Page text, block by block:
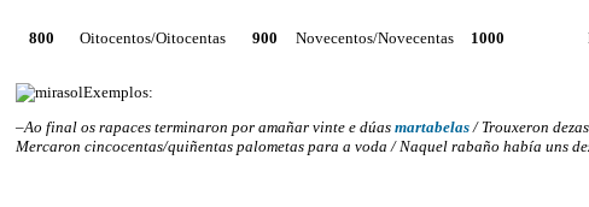
800 Oitocentos/Oitocentas 900 Novecentos/Novecentas 1000
Exemplos:
–Ao final os rapaces terminaron por amañar vinte e dúas martabelas / Trouxeron
Mercaron cincocentas/quiñentas palometas para a voda / Naquel rabaño había uns